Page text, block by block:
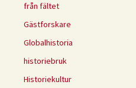
från fältet
Gästforskare
Globalhistoria
historiebruk
Historiekultur